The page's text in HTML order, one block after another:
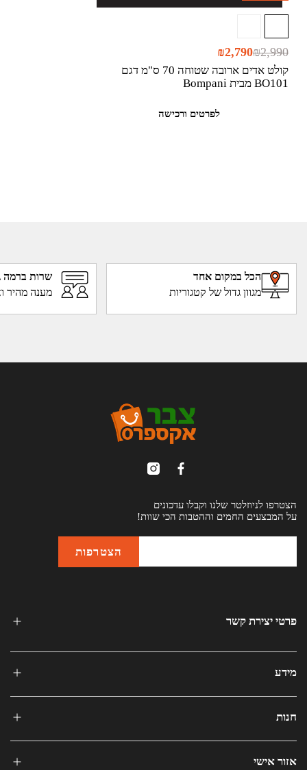
קולט אדים ארובה שטוחה 70 ס"מ דגם
BO101 מבית Bompani
₪2,990
₪2,790
לפרטים ורכישה
הכל במקום אחד
מגוון גדול של קטגוריות
שרות ברמה
מענה מהיר
הצטרפו לניוזלטר שלנו וקבלו עדכונים
על המבצעים החמים וההטבות הכי שוות!
פרטי יצירת קשר
מידע
חנות
אזור אישי